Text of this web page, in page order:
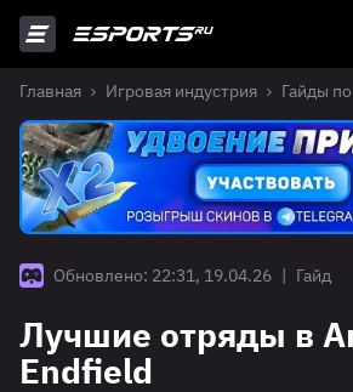
Главная Игровая индустрия Гайды
Обновлено: 22:31, 19.04.26 | Гайд
Лучшие отряды в
Endfield